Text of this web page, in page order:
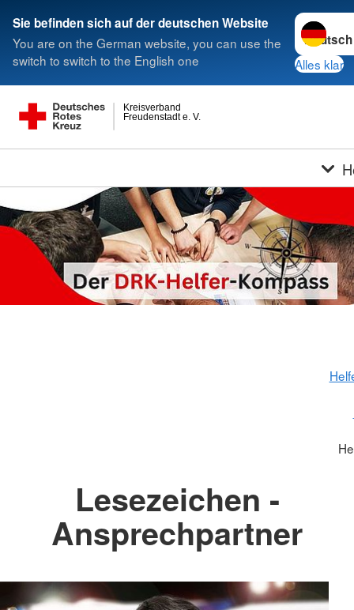
Sie befinden sich auf der deutschen Website
You are on the German website, you can use the
switch to switch to the English one
Sprache
Alles klar
Freudenstadt e. V.
Kreisverband
Lesezeichen -
Ansprechpartner